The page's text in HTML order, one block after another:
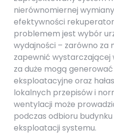
nierównomiernej
efektywności
problemem jest wybór
wydajności – zarówno za
zapewnić wystarczającej
za duże mogą
eksploatacyjne oraz
lokalnych przepisów i
wentylacji może
podczas odbioru budynku
eksploatacji systemu.